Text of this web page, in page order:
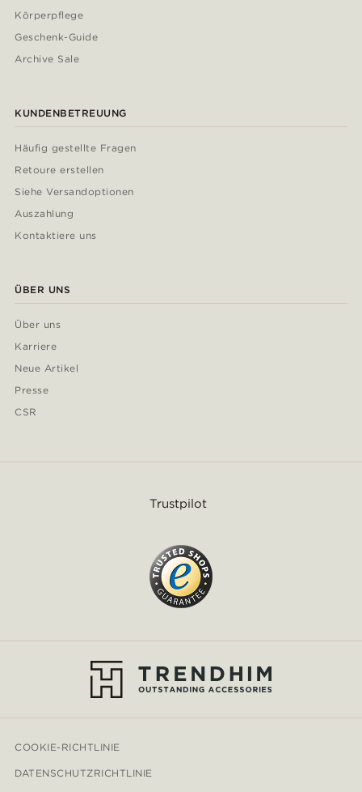
Körperpflege
Geschenk-Guide
Archive Sale
KUNDENBETREUUNG
Häufig gestellte Fragen
Retoure erstellen
Siehe Versandoptionen
Auszahlung
Kontaktiere uns
ÜBER UNS
Über uns
Karriere
Neue Artikel
Presse
CSR
Trustpilot
COOKIE-RICHTLINIE
DATENSCHUTZRICHTLINIE